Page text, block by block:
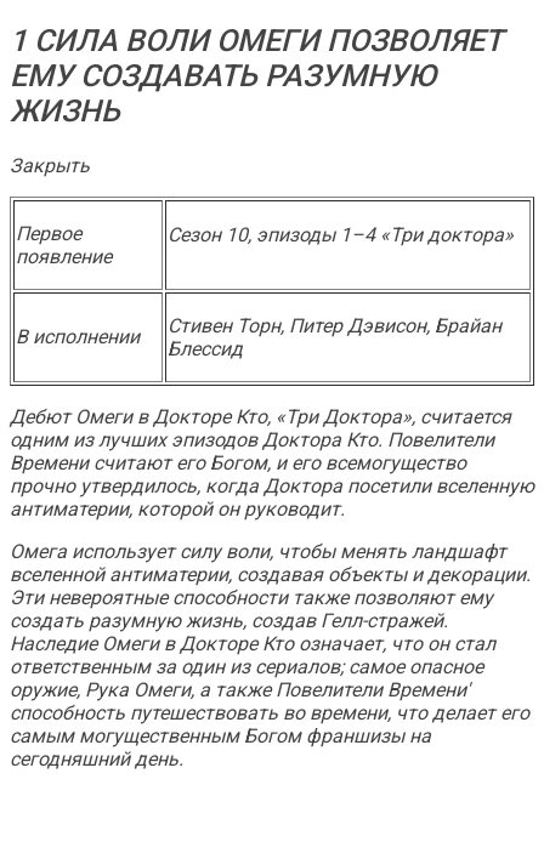
1 СИЛА ВОЛИ ОМЕГИ ПОЗВОЛЯЕТ
ЕМУ СОЗДАВАТЬ РАЗУМНУЮ
ЖИЗНЬ
Закрыть
Первое
появление
Сезон 10, эпизоды 1–4 «Три доктора»
В исполнении
Стивен Торн, Питер Дэвисон, Брайан
Блессид
Дебют Омеги в Докторе Кто, «Три Доктора», считается
одним из лучших эпизодов Доктора Кто. Повелители
Времени считают его Богом, и его всемогущество
прочно утвердилось, когда Доктора посетили вселенную
антиматерии, которой он руководит.
Омега использует силу воли, чтобы менять ландшафт
вселенной антиматерии, создавая объекты и декорации.
Эти невероятные способности также позволяют ему
создать разумную жизнь, создав Гелл-стражей.
Наследие Омеги в Докторе Ктоозначает, что он стал
ответственным за один из сериалов; самое опасное
оружие, Рука Омеги, а также Повелители Времени'
способность путешествовать во времени, что делает его
самым могущественным Богом франшизы на
сегодняшний день.